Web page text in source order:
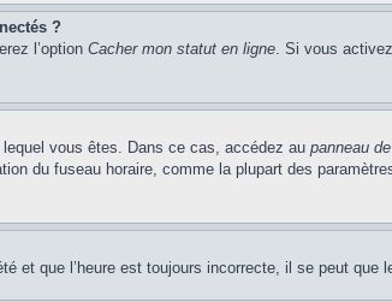
?
l’option Cacher mon statut en ligne. Si vous
lequel vous êtes. Dans ce cas, accédez au panneau
du fuseau horaire, comme la plupart des
et que l’heure est toujours incorrecte, il se peut